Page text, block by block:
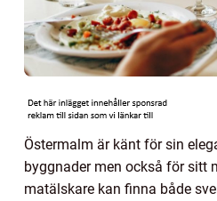
Östermalm är känt för sin
byggnader men också för sitt
matälskare kan finna både